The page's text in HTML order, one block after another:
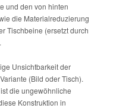
und den von hinten
die Materialreduzierung
Tischbeine (ersetzt durch
Unsichtbarkeit der
(Bild oder Tisch).
die ungewöhnliche
Konstruktion in